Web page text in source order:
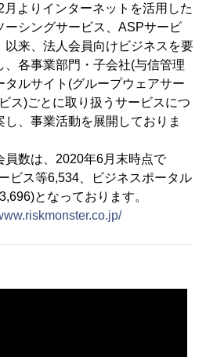
よりインターネットを活用した
ーシングサービス、ASPサービ
以来、法人会員向けビジネスを要
、各事業部門・子会社(与信管理
ルサイト(グループウェアサー
ス)ごとに取り扱うサービスにつ
、事業活動を展開しておりま
員数は、2020年6月末時点で
ビス等6,534、ビジネスポータル
となっております。